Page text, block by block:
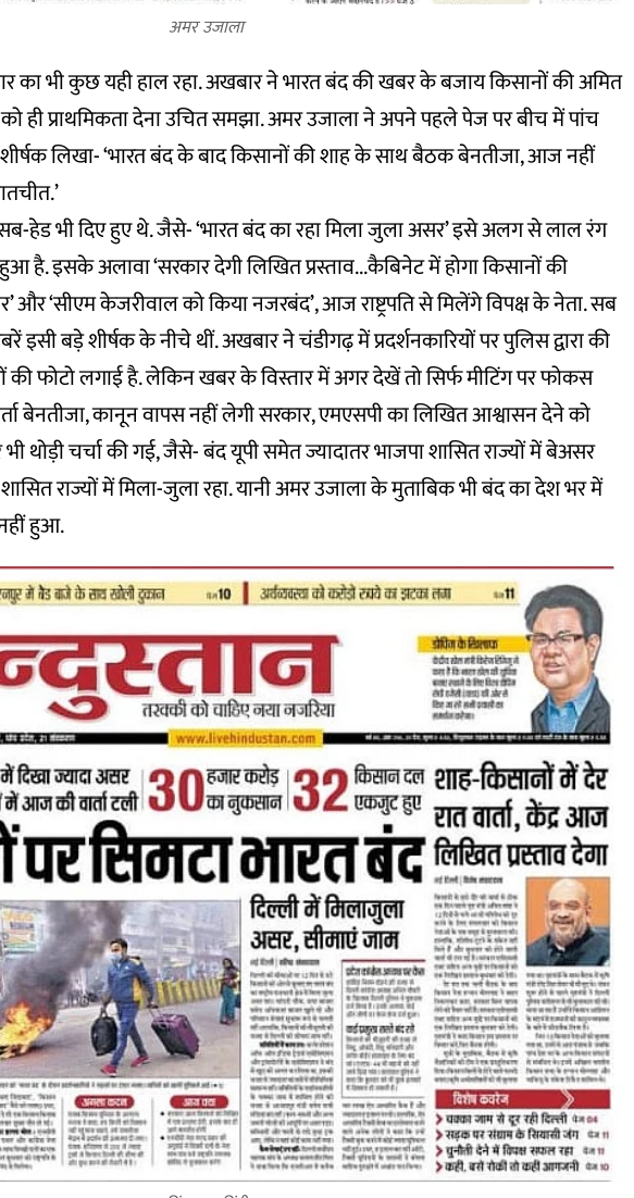
अमर उजाला
का भी कुछ यही हाल रहा. अखबार ने भारत बंद की खबर के बजाय किसानों की अमित
ही प्राथमिकता देना उचित समझा. अमर उजाला ने अपने पहले पेज पर बीच में पांच
लिखा- ‘भारत बंद के बाद किसानों की शाह के साथ बैठक बेनतीजा, आज नहीं
हेड भी दिए हुए थे. जैसे- ‘भारत बंद का रहा मिला जुला असर’ इसे अलग से लाल रंग
है. इसके अलावा ‘सरकार देगी लिखित प्रस्ताव...कैबिनेट में होगा किसानों की
और ‘सीएम केजरीवाल को किया नजरबंद’, आज राष्ट्रपति से मिलेंगे विपक्ष के नेता. सब
बड़े शीर्षक के नीचे थीं. अखबार ने चंडीगढ़ में प्रदर्शनकारियों पर पुलिस द्वारा की
की फोटो लगाई है. लेकिन खबर के विस्तार में अगर देखें तो सिर्फ मीटिंग पर फोकस
बेनतीजा, कानून वापस नहीं लेगी सरकार, एमएसपी का लिखित आश्वासन देने को
थोड़ी चर्चा की गई, जैसे- बंद यूपी समेत ज्यादातर भाजपा शासित राज्यों में बेअसर
शासित राज्यों में मिला-जुला रहा. यानी अमर उजाला के मुताबिक भी बंद का देश भर में
हुआ.